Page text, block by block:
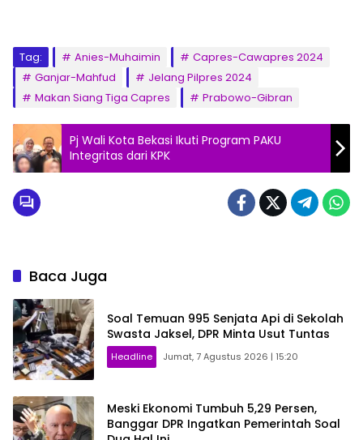
Tag: Anies-Muhaimin
Capres-Cawapres 2024
Ganjar-Mahfud
Jelang Pilpres 2024
Makan Siang Tiga Capres
Prabowo-Gibran
Pj Wali Kota Bekasi Ikuti Program PAKU
Integritas dari KPK
Baca Juga
Soal Temuan 995 Senjata Api di Sekolah
Swasta Jaksel, DPR Minta Usut Tuntas
Headline Jumat, 7 Agustus 2026 | 15:20
Meski Ekonomi Tumbuh 5,29 Persen,
Banggar DPR Ingatkan Pemerintah Soal